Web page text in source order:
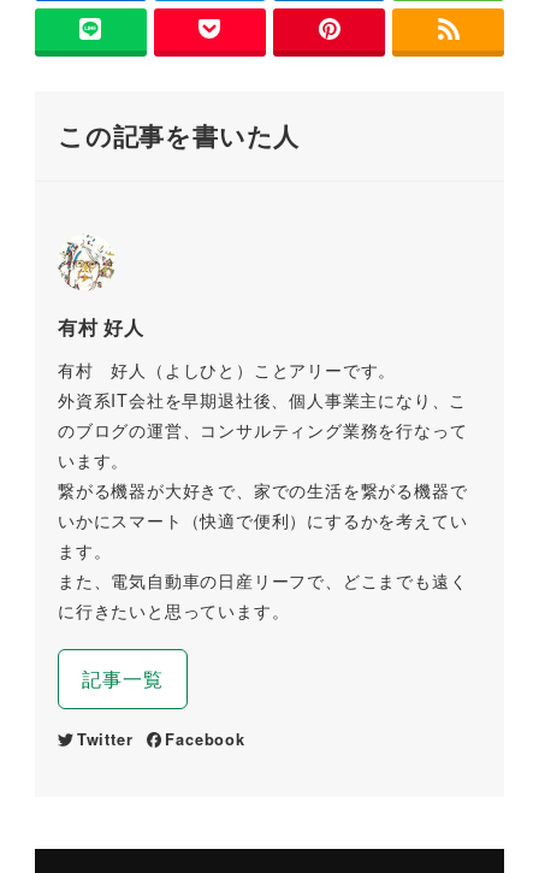
開
す
b
o
k
Li
n
この記事を書いた人
有村 好人
有村 好人（よしひと）ことアリーです。
外資系IT会社を早期退社後、個人事業主になり、こ
のブログの運営、コンサルティング業務を行なって
います。
繋がる機器が大好きで、家での生活を繋がる機器で
いかにスマート（快適で便利）にするかを考えてい
ます。
また、電気自動車の日産リーフで、どこまでも遠く
に行きたいと思っています。
記事一覧
Twitter Facebook